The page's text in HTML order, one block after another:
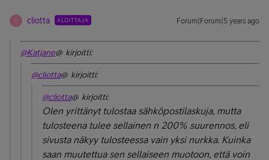
C cliotta ALOITTAJA Forum|Forum|5 years ago
@Katjane@ kirjoitti:
@cliotta@ kirjoitti:
@cliotta@ kirjoitti:
Olen yrittänyt tulostaa sähköpostilaskuja, mutta
tulosteena tulee sellainen n 200% suurennos, eli
sivusta näkyy tulosteessa vain yksi nurkka. Kuinka
saan muutettua sen sellaiseen muotoon, että voin